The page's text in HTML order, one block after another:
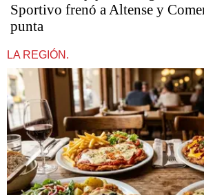
Sportivo frenó a Altense y
punta
LA REGIÓN.